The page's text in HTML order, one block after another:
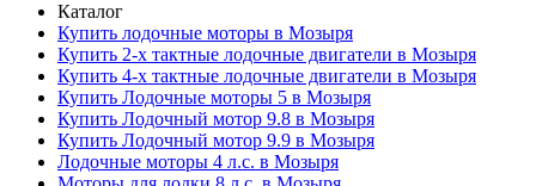
Каталог
Купить лодочные моторы в Мозыря
Купить 2-х тактные лодочные двигатели в Мозыря
Купить 4-х тактные лодочные двигатели в Мозыря
Купить Лодочные моторы 5 в Мозыря
Купить Лодочный мотор 9.8 в Мозыря
Купить Лодочный мотор 9.9 в Мозыря
Лодочные моторы 4 л.с. в Мозыря